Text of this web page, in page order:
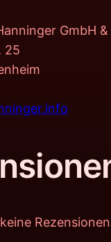
GmbH &
25